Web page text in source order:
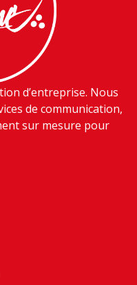
d’entreprise. Nous
de communication,
sur mesure pour